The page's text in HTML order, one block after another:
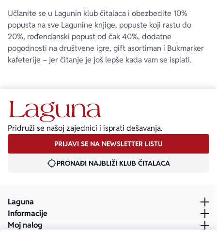
Učlanite se u Lagunin klub čitalaca i obezbedite 10%
popusta na sve Lagunine knjige, popuste koji rastu do
20%, rođendanski popust od čak 40%, dodatne
pogodnosti na društvene igre, gift asortiman i Bukmarker
kafeterije – jer čitanje je još lepše kada vam se isplati.
Pridruži se našoj zajednici i isprati dešavanja.
PRIJAVI SE NA NEWSLETTER LISTU
PRONAĐI NAJBLIŽI KLUB ČITALACA
Laguna
Informacije
Moj nalog